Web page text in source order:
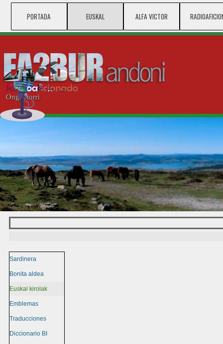
Vaya al Contenido
PORTADA EUSKAL ▼
ALFA VICTOR ▼
Ongi etorri
Sardinera
Bonita aldea
Euskal kirolak
Emblemas
Traducciones
Diccionario BI